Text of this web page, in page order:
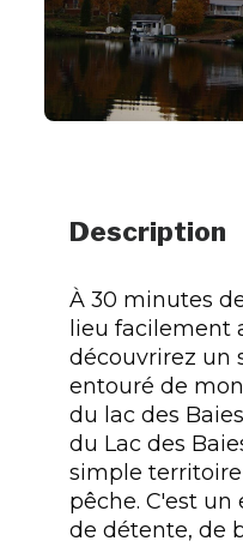
Description
À 30 minutes
lieu facilement
découvrirez un
entouré de
du lac des
du Lac des
simple
pêche. C'est un
de détente, de